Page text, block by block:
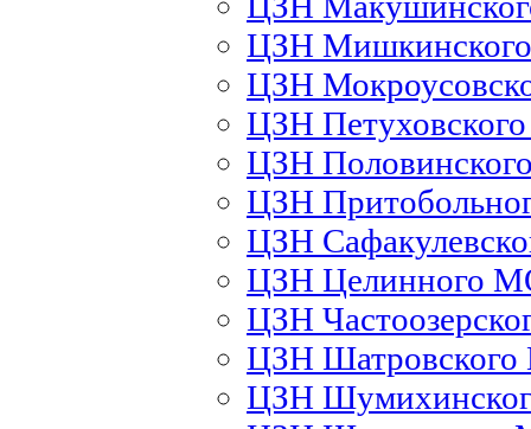
ЦЗН
ЦЗН
ЦЗН
ЦЗН
ЦЗН
ЦЗН
ЦЗН Целинного
ЦЗН
ЦЗН
ЦЗН